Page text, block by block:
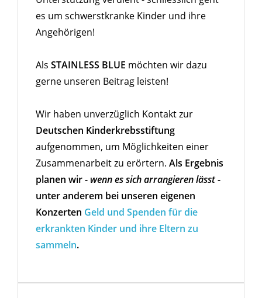
es um schwerstkranke Kinder und ihre
Angehörigen!
Als STAINLESS BLUE möchten wir dazu
gerne unseren Beitrag leisten!
Wir haben unverzüglich Kontakt zur
Deutschen Kinderkrebsstiftung
aufgenommen, um Möglichkeiten einer
Zusammenarbeit zu erörtern. Als Ergebnis
planen wir - wenn es sich arrangieren lässt-
unter anderem bei unseren eigenen
Konzerten Geld und Spenden für die
erkrankten Kinder und ihre Eltern zu
sammeln.